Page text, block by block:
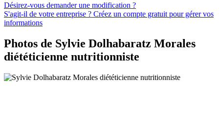
Désirez-vous demander une modification ?
S'agit-il de votre entreprise ? Créez un compte gratuit pour gérer vos
informations
Photos de Sylvie Dolhabaratz Morales
diététicienne nutritionniste